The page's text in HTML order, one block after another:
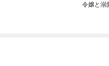
令嬢と溺